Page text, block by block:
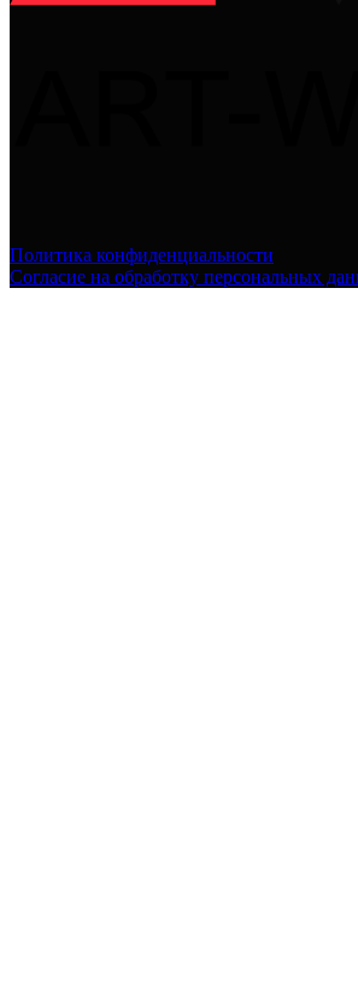
Политика конфиденциальности
Согласие на обработку персональных